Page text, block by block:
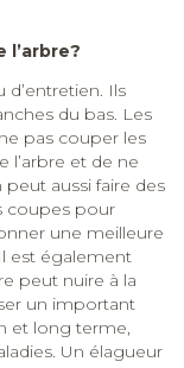
l’arbre?
Ils
du bas. Les
pas couper les
l’arbre et de ne
peut aussi faire des
coupes pour
une meilleure
est également
peut nuire à la
un important
et long terme,
Un élagueur